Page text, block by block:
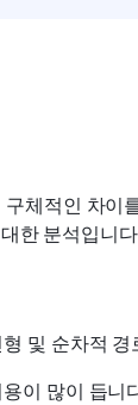
체적인 차이
한 분석입니
및 순차적 경
이 많이 듭니